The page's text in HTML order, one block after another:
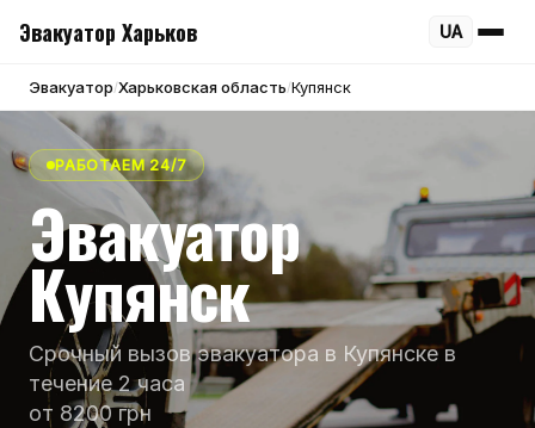
Эвакуатор Харьков UA
Эвакуатор/Харьковская область/Купянск
РАБОТАЕМ 24/7
Эвакуатор
Купянск
Срочный вызов эвакуатора в Купянске в
течение 2 часа
от 8200 грн